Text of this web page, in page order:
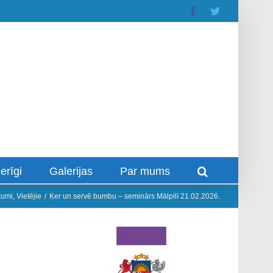
Facebook
Galerijas Par mums
, Vietējie / Ķer un servē bumbu – seminārs Mālpilī 21.02.2026.